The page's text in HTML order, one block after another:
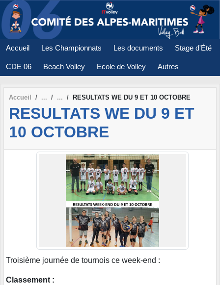
Accueil Les Championnats Les documents Stage d'Été
CDE 06 Beach Volley Ecole de Volley Autres
Accueil RESULTATS WE DU 9 ET 10 OCTOBRE
RESULTATS WE DU 9 ET
10 OCTOBRE
Troisième journée de tournois ce week-end :
Classement :
Panneau de gestion des cookies